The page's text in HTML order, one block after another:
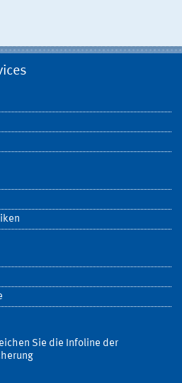
Sie die Infoline der